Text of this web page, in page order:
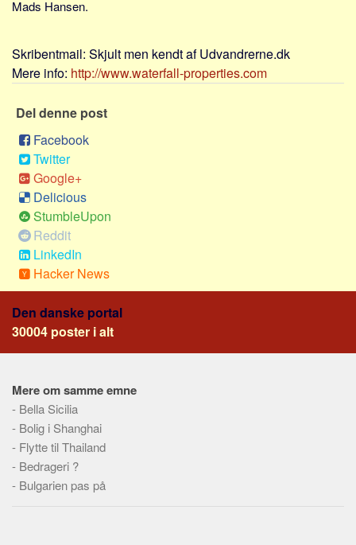
USA
Nøgleord
Bolig
Job
Virksomhed
Investering
Pension og opsparing
Forbrug
Transport
Køb og salg
Økonomi
Jura og regler
Skatter og afgifter
Mads Hansen.
Skribentmail: Skjult men kendt af Udvandrerne.dk
Mere info: http://www.waterfall-properties.com
Del denne post
Facebook
Twitter
Google+
Delicious
StumbleUpon
Reddit
LinkedIn
Hacker News
Den danske portal
30004 poster i alt
Mere om samme emne
- Bella Sicilia
- Bolig i Shanghai
- Flytte til Thailand
- Bedrageri ?
- Bulgarien pas på